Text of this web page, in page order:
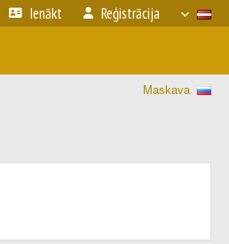
Ienākt Reģistrācija
Maskava